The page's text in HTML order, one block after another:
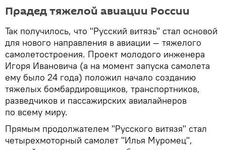
Прадед тяжелой авиации России
Так получилось, что "Русский витязь" стал основой
для нового направления в авиации — тяжелого
самолетостроения. Проект молодого инженера
Игоря Ивановича (а на момент запуска самолета
ему было 24 года) положил начало созданию
тяжелых бомбардировщиков, транспортников,
разведчиков и пассажирских авиалайнеров
по всему миру.
Прямым продолжателем "Русского витязя" стал
четырехмоторный самолет "Илья Муромец",